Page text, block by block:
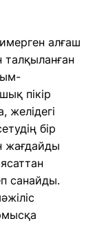
алғаш
талқыланған
пікір
желідегі
бір
жағдайды
санайды.